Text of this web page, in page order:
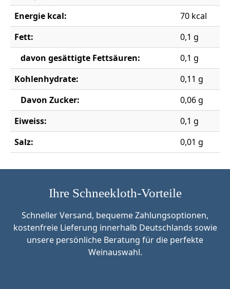
Energie kcal:
70 kcal
Fett:
0,1 g
davon gesättigte Fettsäuren:
0,1 g
Kohlenhydrate:
0,11 g
Davon Zucker:
0,06 g
Eiweiss:
0,1 g
Salz:
0,01 g
Ihre Schneekloth-Vorteile
Schneller Versand, bequeme Zahlungsoptionen,
kostenfreie Lieferung innerhalb Deutschlands sowie
unsere persönliche Beratung für die perfekte
Weinauswahl.